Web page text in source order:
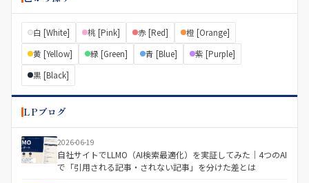
白 [White] 桃 [Pink] 赤 [Red]
橙 [Orange]
黄 [Yellow]
緑 [Green] 青 [Blue]
紫 [Purple]
黒 [Black]
LPブログ
2026-06-19
自社サイトでLLMO（AI検索最適化）を実証してみた｜4つのAI
で「引用される記事・されない記事」を分けた差とは